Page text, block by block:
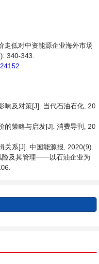
走低对中资能源企业海外市场
340-343.
响及对策[J]. 当代石油石化, 20
的策略与启发[J]. 消费导刊, 20
关系[J]. 中国能源报, 2020(9).
险及其管理——以石油企业为